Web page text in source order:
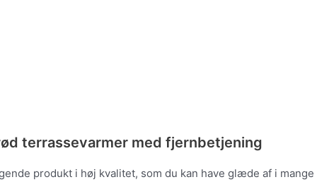
terrassevarmer med fjernbetjening
produkt i høj kvalitet, som du kan have glæde af i